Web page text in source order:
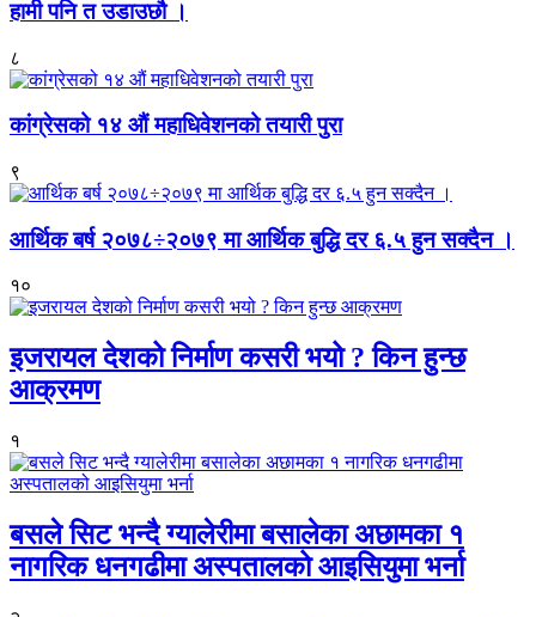
हामी पनि त उडाउछौ ।
८
कांग्रेसको १४ औं महाधिवेशनको तयारी पुरा
९
आर्थिक बर्ष २०७८÷२०७९ मा आर्थिक बुद्धि दर ६.५ हुन सक्दैन ।
१०
इजरायल देशको निर्माण कसरी भयो ? किन हुन्छ
आक्रमण
१
बसले सिट भन्दै ग्यालेरीमा बसालेका अछामका १
नागरिक धनगढीमा अस्पतालको आइसियुमा भर्ना